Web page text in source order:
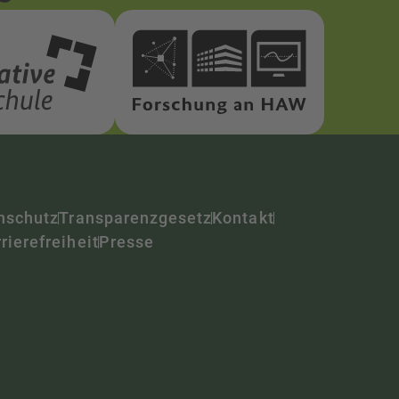
TransparenzgesetzKontakt
Presse